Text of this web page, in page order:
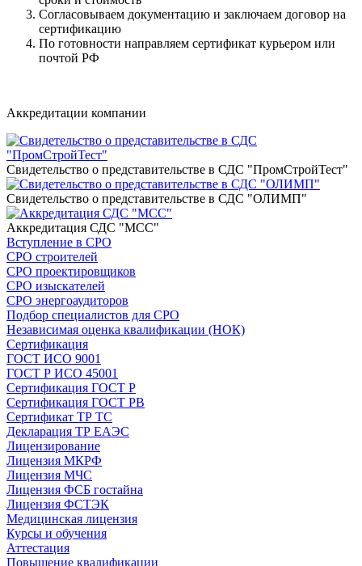
Согласовываем документацию и заключаем договор на
сертификацию
По готовности направляем сертификат курьером или
почтой РФ
Аккредитации компании
Свидетельство о представительстве в СДС "ПромСтройТест"
Свидетельство о представительстве в СДС "ОЛИМП"
Аккредитация СДС "МСС"
Вступление в СРО
СРО строителей
СРО проектировщиков
СРО изыскателей
СРО энергоаудиторов
Подбор специалистов для СРО
Независимая оценка квалификации (НОК)
Сертификация
ГОСТ ИСО 9001
ГОСТ Р ИСО 45001
Сертификация ГОСТ Р
Сертификация ГОСТ РВ
Сертификат ТР ТС
Декларация ТР ЕАЭС
Лицензирование
Лицензия МКРФ
Лицензия МЧС
Лицензия ФСБ гостайна
Лицензия ФСТЭК
Медицинская лицензия
Курсы и обучения
Аттестация
Повышение квалификации